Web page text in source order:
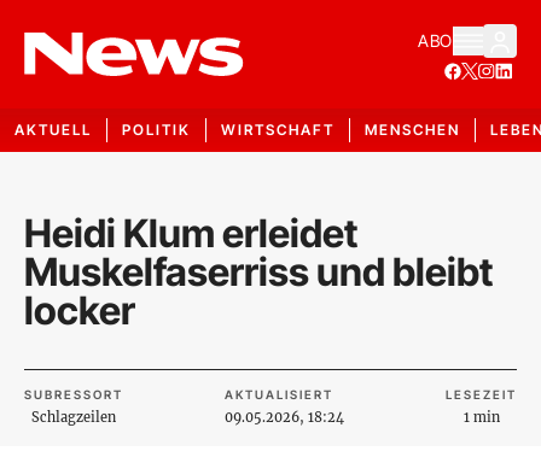
ABO
AKTUELL POLITIK WIRTSCHAFT MENSCHEN
Heidi Klum erleidet
Muskelfaserriss und bleibt
locker
SUBRESSORT
Schlagzeilen
AKTUALISIERT
09.05.2026, 18:24
LESEZEIT
1 min